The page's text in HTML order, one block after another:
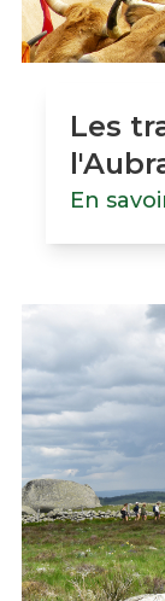
Les
En